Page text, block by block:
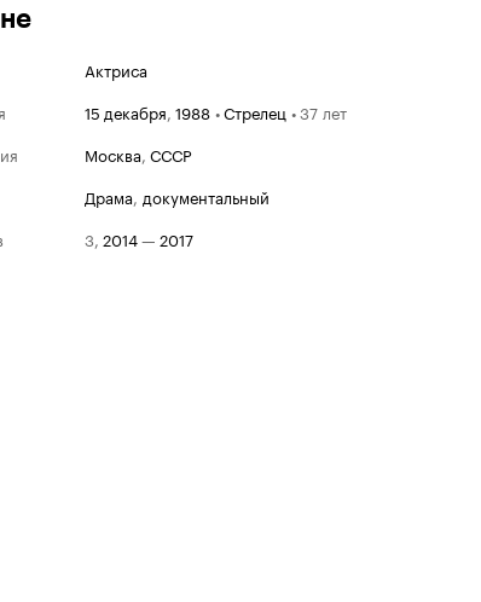
Актриса
15 декабря, 1988 •Стрелец •37 лет
Москва, СССР
драма, документальный
3, 2014— 2017